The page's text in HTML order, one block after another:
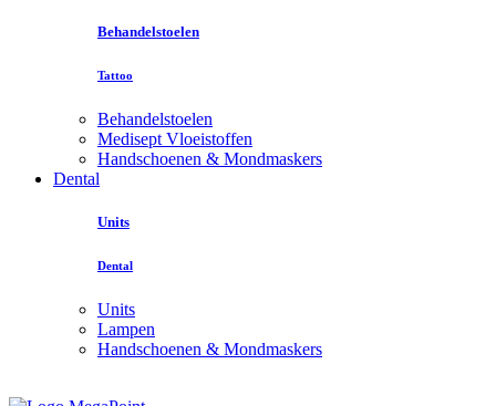
Behandelstoelen
Tattoo
Behandelstoelen
Medisept Vloeistoffen
Handschoenen & Mondmaskers
Dental
Units
Dental
Units
Lampen
Handschoenen & Mondmaskers